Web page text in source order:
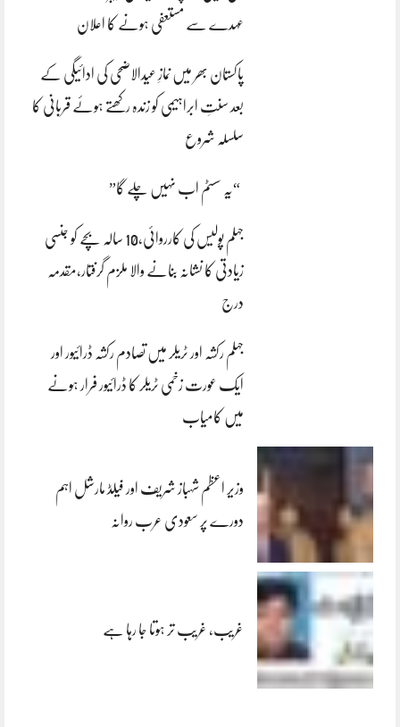
عہدے سے مستعفی ہونے کا اعلان
پاکستان بھر میں نمازِ عیدالاضحی کی ادائیگی کے
بعد سنتِ ابراہیمی کو زندہ رکھتے ہوئے قربانی کا
سلسلہ شروع
“یہ سسٹم اب نہیں چلے گا”
جہلم پولیس کی کارروائی،10 سالہ بچے کو جنسی
زیادتی کا نشانہ بنانے والا ملزم گرفتار،مقدمہ
درج
جہلم رکشہ اور ٹریلر میں تصادم رکشہ ڈرائیور اور
ایک عورت زخمی ٹریلر کا ڈرائیور فرار ہونے
میں کامیاب
وزیر اعظم شہباز شریف اور فیلڈ مارشل اہم
دورے پر سعودی عرب روانہ
غریب، غریب تر ہوتا جا رہا ہے